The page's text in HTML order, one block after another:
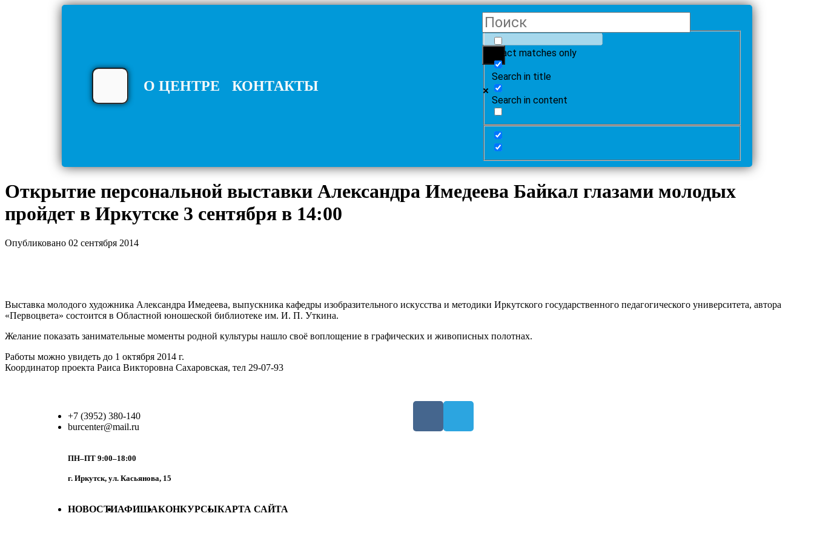
О ЦЕНТРЕ КОНТАКТЫ
Exact matches only
Search in title
Search in content
Открытие персональной выставки Александра Имедеева Байкал глазами молодых
пройдет в Иркутске 3 сентября в 14:00
Опубликовано 02 сентября 2014
Выставка молодого художника Александра Имедеева, выпускника кафедры изобразительного искусства и методики Иркутского государственного педагогического университета, автора
«Первоцвета» состоится в Областной юношеской библиотеке им. И. П. Уткина.
Желание показать занимательные моменты родной культуры нашло своё воплощение в графических и живописных полотнах.
Работы можно увидеть до 1 октября 2014 г.
Координатор проекта Раиса Викторовна Сахаровская, тел 29-07-93
+7 (3952) 380-140
burcenter@mail.ru
ПН–ПТ 9:00–18:00
г. Иркутск, ул. Касьянова, 15
НОВОСТИАФИШАКОНКУРСЫКАРТА САЙТА